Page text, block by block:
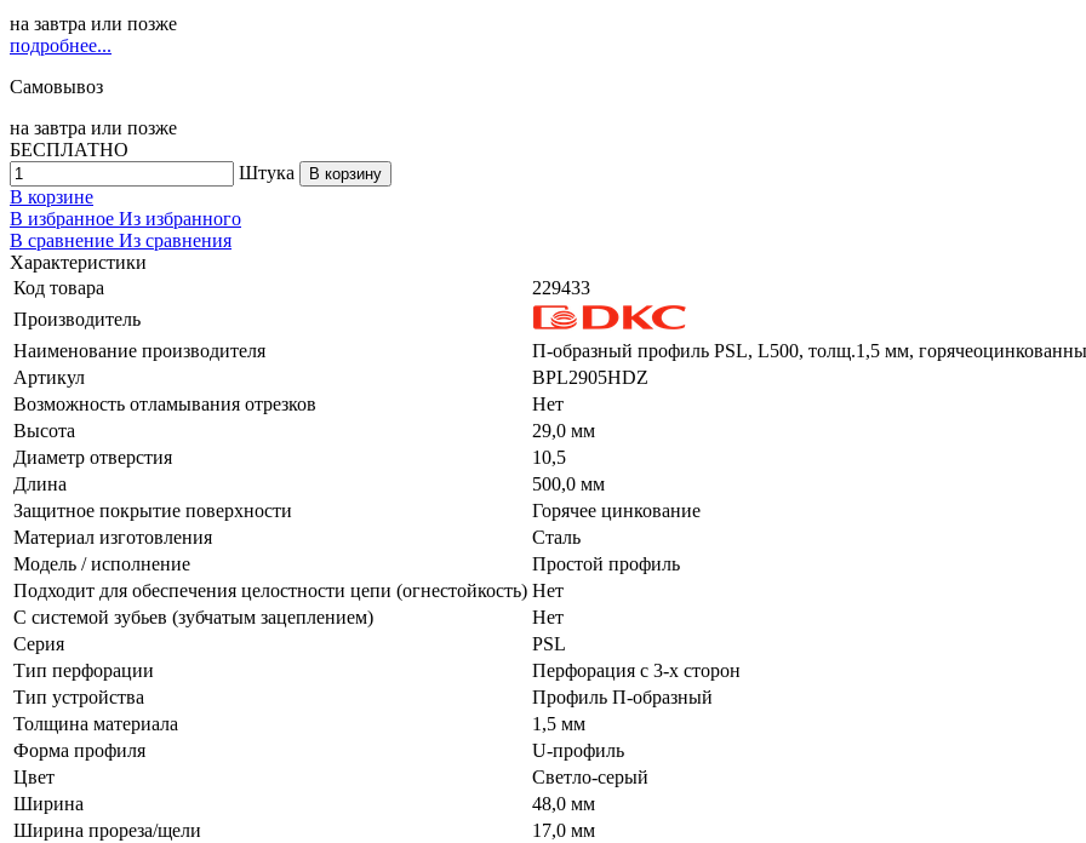
на завтра или позже
подробнее...
Самовывоз
на завтра или позже
БЕСПЛАТНО
Штука
В корзину
В корзине
В избранное Из избранного
В сравнение Из сравнения
Характеристики
Код товара
229433
Производитель
Наименование производителя
П-образный профиль PSL, L500, толщ.1,5 мм,
Артикул
BPL2905HDZ
Возможность отламывания отрезков
Нет
Высота
29,0 мм
Диаметр отверстия
10,5
Длина
500,0 мм
Защитное покрытие поверхности
Горячее цинкование
Материал изготовления
Сталь
Модель / исполнение
Простой профиль
Подходит для обеспечения целостности цепи (огнестойкость) Нет
С системой зубьев (зубчатым зацеплением)
Нет
Серия
PSL
Тип перфорации
Перфорация с 3-х сторон
Тип устройства
Профиль П-образный
Толщина материала
1,5 мм
Форма профиля
U-профиль
Цвет
Светло-серый
Ширина
48,0 мм
Ширина прореза/щели
17,0 мм